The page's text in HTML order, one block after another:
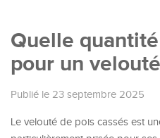
Quelle
pour un
Publié le 23 septembre 2025
Le velouté de pois cassés est